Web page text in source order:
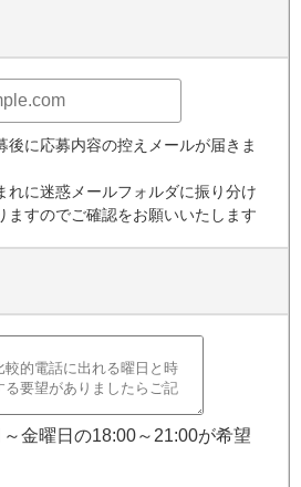
に応募内容の控えメールが届きま
に迷惑メールフォルダに振り分け
ますのでご確認をお願いいたします
金曜日の18:00～21:00が希望